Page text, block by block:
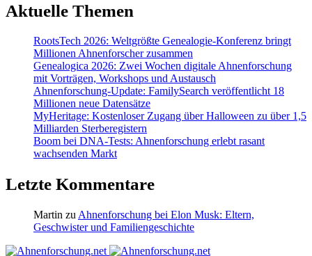
Aktuelle Themen
RootsTech 2026: Weltgrößte Genealogie-Konferenz bringt
Millionen Ahnenforscher zusammen
Genealogica 2026: Zwei Wochen digitale Ahnenforschung
mit Vorträgen, Workshops und Austausch
Ahnenforschung-Update: FamilySearch veröffentlicht 18
Millionen neue Datensätze
MyHeritage: Kostenloser Zugang über Halloween zu über 1,5
Milliarden Sterberegistern
Boom bei DNA-Tests: Ahnenforschung erlebt rasant
wachsenden Markt
Letzte Kommentare
Martin zu Ahnenforschung bei Elon Musk: Eltern,
Geschwister und Familiengeschichte